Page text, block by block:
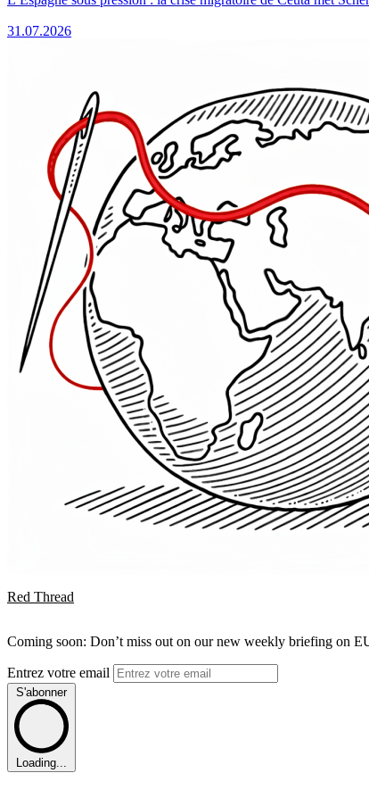
31.07.2026
Red Thread
Coming soon: Don’t miss out on our new weekly briefing on
Entrez votre email
S'abonner
Loading...